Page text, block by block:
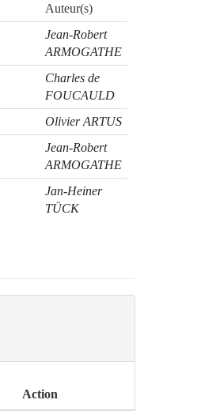
Auteur(s)
Jean-Robert
ARMOGATHE
Charles de
FOUCAULD
Olivier ARTUS
Jean-Robert
ARMOGATHE
Jan-Heiner
TÜCK
VOJTÉCH
BONIFACE
Action